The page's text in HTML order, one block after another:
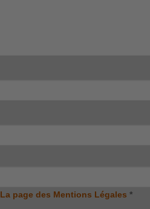
La page des Mentions Légales *